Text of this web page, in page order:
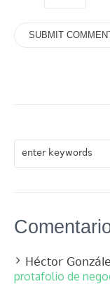
Héctor
protafolio de